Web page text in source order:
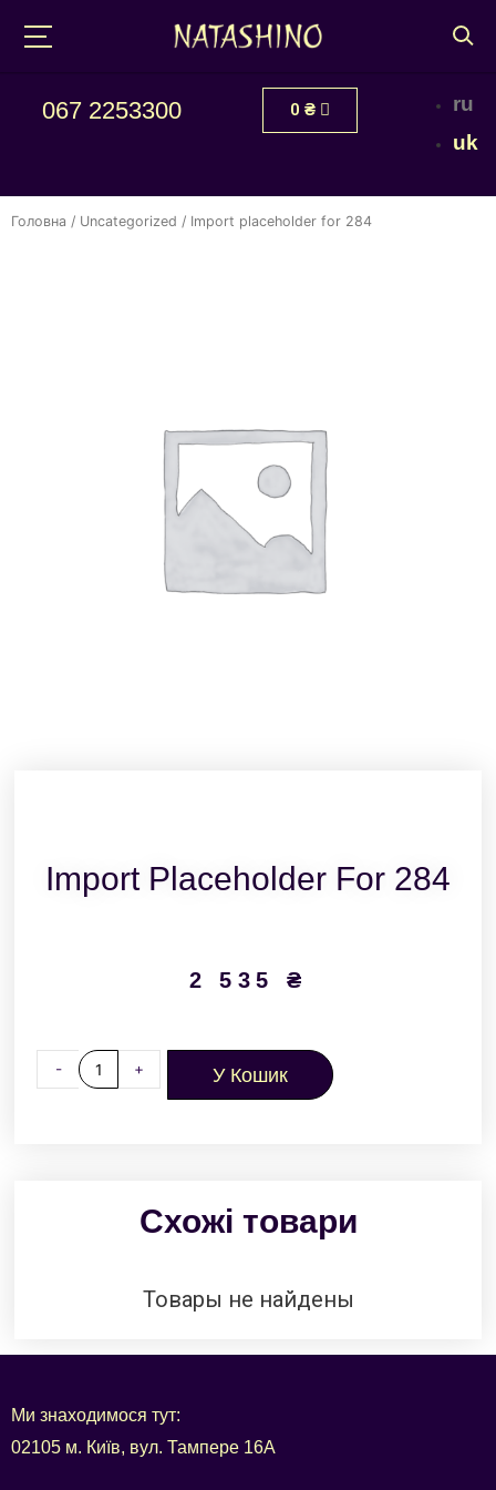
067 2253300 0 ₴
ru
uk
Головна / Uncategorized / Import placeholder for 284
Import Placeholder For 284
2 535 ₴
- + У Кошик
Схожі товари
Товары не найдены
Ми знаходимося тут:
02105 м. Київ, вул. Тампере 16А